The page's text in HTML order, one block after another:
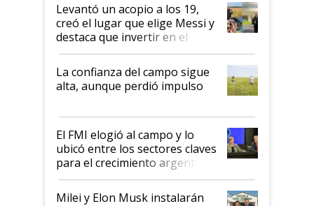
Levantó un acopio a los 19,
creó el lugar que elige Messi y
destaca que invertir en el
kirchnerismo era como "darle
plata a un hijo para droga":
Juan Félix Rossetti, el libertario
que de una dura crisis salió
de Milei
La confianza del campo sigue
alta, aunque perdió impulso
El FMI elogió al campo y lo
ubicó entre los sectores claves
para el crecimiento argentino
Milei y Elon Musk instalarán